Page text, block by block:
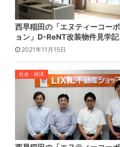
西早稲田の「エヌティーコー
ョン」D-ReNT改装物件見学記
2021年11月15日
社会・経済